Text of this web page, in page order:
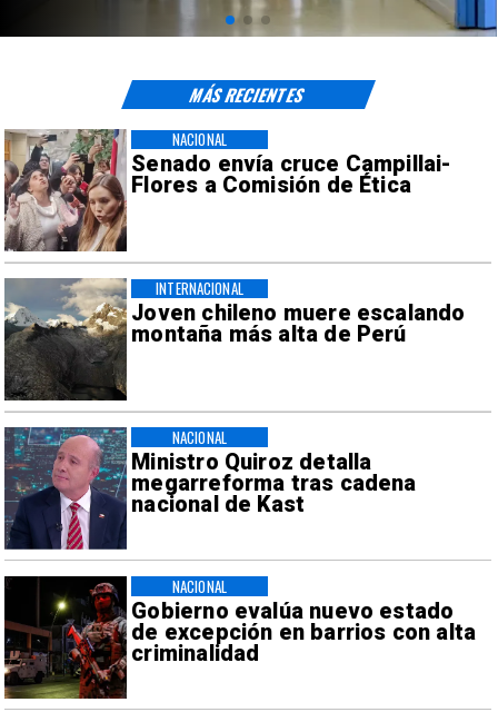
Senado envía cruce Campillai-
Flores a Comisión de Ética
NACIONAL
Joven chileno muere escalando
montaña más alta de Perú
INTERNACIONAL
Ministro Quiroz detalla
megarreforma tras cadena
nacional de Kast
NACIONAL
Gobierno evalúa nuevo estado
de excepción en barrios con alta
criminalidad
NACIONAL
MÁS RECIENTES